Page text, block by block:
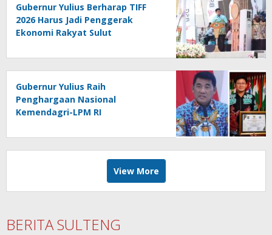
Gubernur Yulius Berharap TIFF
2026 Harus Jadi Penggerak
Ekonomi Rakyat Sulut
Gubernur Yulius Raih
Penghargaan Nasional
Kemendagri-LPM RI
View More
BERITA SULTENG